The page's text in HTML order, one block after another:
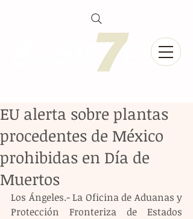
EU alerta sobre plantas
procedentes de México
prohibidas en Día de
Muertos
Los Ángeles.- La Oficina de Aduanas y
Protección Fronteriza de Estados